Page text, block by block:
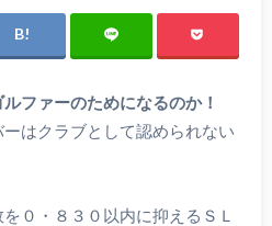
ファーのためになるのか！
はクラブとして認められない
０・８３０以内に抑えるＳＬ